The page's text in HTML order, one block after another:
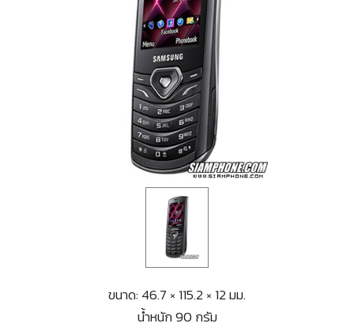
ขนาด: 46.7 × 115.2 × 12 มม.
น้ำหนัก 90 กรัม